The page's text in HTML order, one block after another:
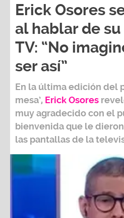
Erick Osores
al hablar de
TV: “No
ser así”
En la última edición del
mesa’, Erick Osores
muy agradecido con el
bienvenida que le
las pantallas de la